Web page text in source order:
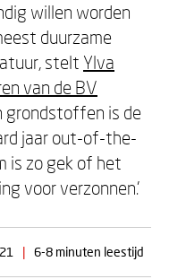
willen worden
duurzame
stelt Ylva
van de BV
grondstoffen is de
jaar out-of-the-
is zo gek of het
voor verzonnen.'
| 6-8 minuten leestijd